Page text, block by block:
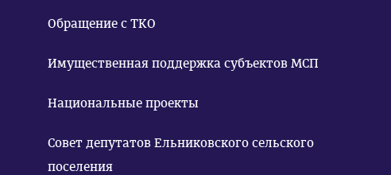
Обращение с ТКО
Имущественная поддержка субъектов МСП
Национальные проекты
Совет депутатов Ельниковского сельского
поселения